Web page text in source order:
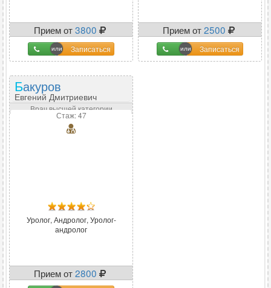
Прием от3800
Записаться
Прием от2500
Записаться
Бакуров
Евгений Дмитриевич
Врач высшей категории
Стаж: 47
Уролог, Андролог, Уролог-
андролог
Прием от2800